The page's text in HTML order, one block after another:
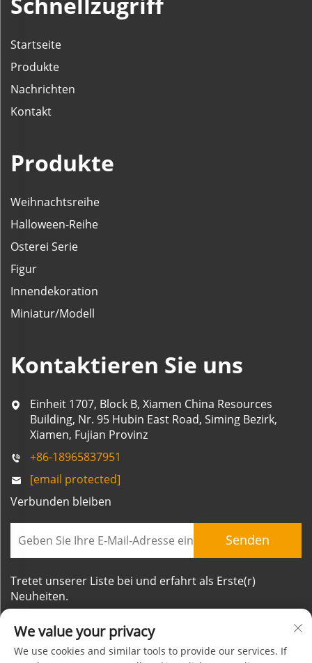
Startseite
Produkte
Nachrichten
Kontakt
Produkte
Weihnachtsreihe
Halloween-Reihe
Osterei Serie
Figur
Innendekoration
Miniatur/Modell
Kontaktieren Sie uns
Einheit 1707, Block B, Xiamen China Resources
Building, Nr. 95 Hubin East Road, Siming Bezirk,
Xiamen, Fujian Provinz
+86-18965837951
[email protected]
Verbunden bleiben
Senden
Tretet unserer Liste bei und erfahrt als Erste(r)
Neuheiten.
We value your privacy
We use cookies and similar tools to provide our services. If